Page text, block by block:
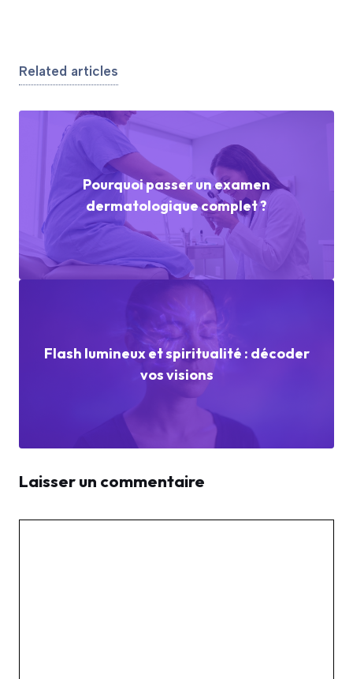
Related articles
Pourquoi passer un examen
dermatologique complet ?
Flash lumineux et spiritualité : décoder
vos visions
Laisser un commentaire